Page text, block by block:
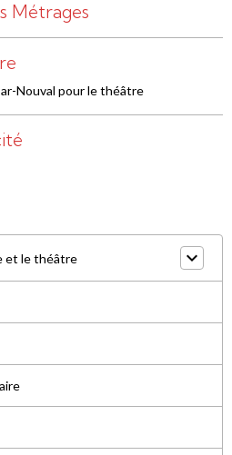
Métrages
Nouval pour le théâtre
et le théâtre